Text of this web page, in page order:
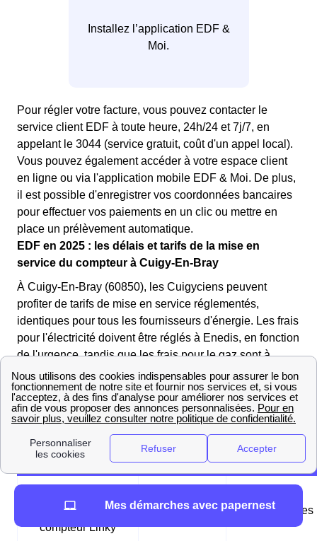
Installez l’application EDF &
Moi.
Pour régler votre facture, vous pouvez contacter le
service client EDF à toute heure, 24h/24 et 7j/7, en
appelant le 3044 (service gratuit, coût d'un appel local).
Vous pouvez également accéder à votre espace client
en ligne ou via l'application mobile EDF & Moi. De plus,
il est possible d'enregistrer vos coordonnées bancaires
pour effectuer vos paiements en un clic ou mettre en
place un prélèvement automatique.
EDF en 2025 : les délais et tarifs de la mise en
service du compteur à Cuigy-En-Bray
À Cuigy-En-Bray (60850), les Cuigyciens peuvent
profiter de tarifs de mise en service réglementés,
identiques pour tous les fournisseurs d'énergie. Les frais
pour l'électricité doivent être réglés à Enedis, en fonction
de l'urgence, tandis que les frais pour le gaz sont à
régler auprès de GRDF.
Les tableaux suivants récapitulent les différentes mises
en service possibles à Cuigy-En-Bray (60850) :
Tableau des mises en service d'électricité
standard pour un
compteur Linky
1,75€ 24-48 heures
Mes démarches avec papernest